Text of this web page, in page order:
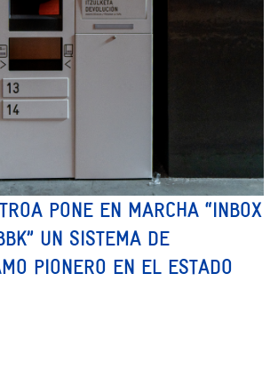
PONE EN MARCHA “INBOX
UN SISTEMA DE
PIONERO EN EL ESTADO